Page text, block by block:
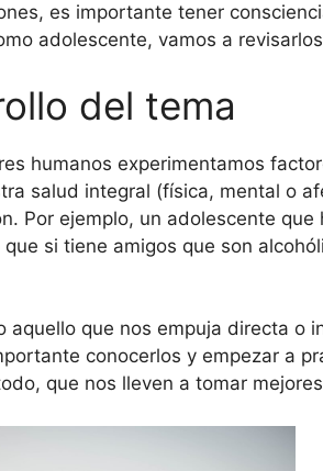
es importante tener
adolescente, vamos a
del tema
humanos experimentamos
salud integral (física, mental o
Por ejemplo, un adolescente
si tiene amigos que son
aquello que nos empuja directa
conocerlos y empezar a
que nos lleven a tomar